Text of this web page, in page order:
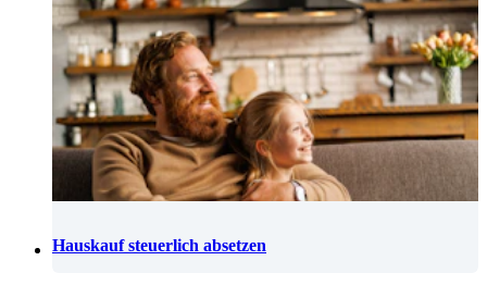
Hauskauf steuerlich absetzen